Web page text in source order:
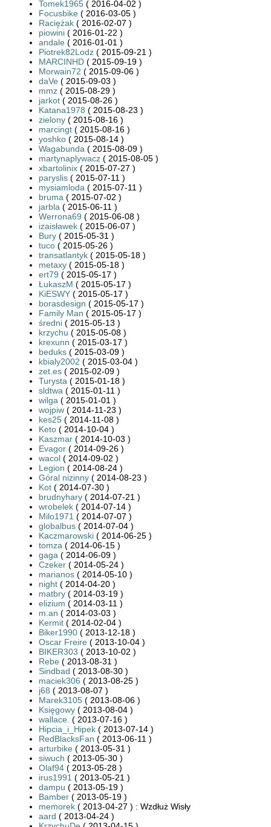
Tomek1965 ( 2016-04-02 )
Focusbike ( 2016-03-05 )
Raciężak ( 2016-02-07 )
piowini ( 2016-01-22 )
andale ( 2016-01-01 )
Piotrek82Lodz ( 2015-09-21 )
MARCINHD ( 2015-09-19 )
Morwain72 ( 2015-09-06 )
daVe ( 2015-09-03 )
mmz ( 2015-08-29 )
jarkot ( 2015-08-26 )
Katana1978 ( 2015-08-23 )
zielony ( 2015-08-16 )
marcingt ( 2015-08-16 )
yoshko ( 2015-08-14 )
Wagabunda ( 2015-08-09 )
martynaplywacz ( 2015-08-05 )
xbartolinix ( 2015-07-27 )
paryslis ( 2015-07-11 )
mysiamloda ( 2015-07-11 )
bruma ( 2015-07-02 )
jarbla ( 2015-06-11 )
Werrona69 ( 2015-06-08 )
izaisławek ( 2015-06-07 )
Bury ( 2015-05-31 )
tuco ( 2015-05-26 )
transatlantyk ( 2015-05-18 )
metaxy ( 2015-05-18 )
ert79 ( 2015-05-17 )
ŁukaszM ( 2015-05-17 )
KiESWY ( 2015-05-17 )
borasdesign ( 2015-05-17 )
Family Man ( 2015-05-17 )
średni ( 2015-05-13 )
krzychu ( 2015-05-08 )
krexunn ( 2015-03-17 )
beduks ( 2015-03-09 )
kbialy2002 ( 2015-03-04 )
zet.es ( 2015-02-09 )
Turysta ( 2015-01-18 )
sldtwa ( 2015-01-11 )
wilga ( 2015-01-01 )
wojpiw ( 2014-11-23 )
kes25 ( 2014-11-08 )
Keto ( 2014-10-04 )
Kaszmar ( 2014-10-03 )
Evagor ( 2014-09-26 )
wacol ( 2014-09-02 )
Legion ( 2014-08-24 )
Góral nizinny ( 2014-08-23 )
Kot ( 2014-07-30 )
brudnyhary ( 2014-07-21 )
wrobelek ( 2014-07-14 )
Milo1971 ( 2014-07-07 )
globalbus ( 2014-07-04 )
Kaczmarowski ( 2014-06-25 )
tomza ( 2014-06-15 )
gaga ( 2014-06-09 )
Czeker ( 2014-05-24 )
marianos ( 2014-05-10 )
night ( 2014-04-20 )
matbry ( 2014-03-19 )
elizium ( 2014-03-11 )
m.an ( 2014-03-03 )
Kermit ( 2014-02-04 )
Biker1990 ( 2013-12-18 )
Oscar Freire ( 2013-10-04 )
BIKER303 ( 2013-10-02 )
Rebe ( 2013-08-31 )
Sindbad ( 2013-08-30 )
maciek306 ( 2013-08-25 )
j68 ( 2013-08-07 )
Marek3105 ( 2013-08-06 )
Księgowy ( 2013-08-04 )
wallace. ( 2013-07-16 )
Hipcia_i_Hipek ( 2013-07-14 )
RedBlacksFan ( 2013-06-11 )
arturbike ( 2013-05-31 )
siwuch ( 2013-05-30 )
Olaf94 ( 2013-05-28 )
irus1991 ( 2013-05-21 )
dampu ( 2013-05-19 )
Bamber ( 2013-05-19 )
memorek ( 2013-04-27 ) : Wzdłuż Wisły
aard ( 2013-04-24 )